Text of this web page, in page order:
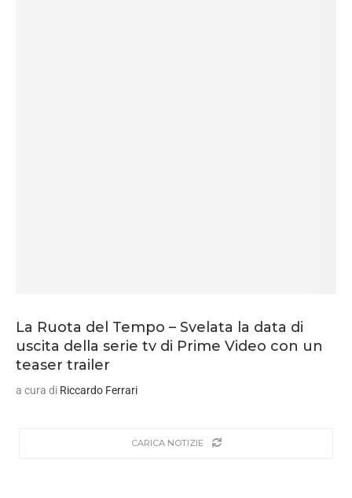
La Ruota del Tempo – Svelata la data di
uscita della serie tv di Prime Video con un
teaser trailer
a cura di Riccardo Ferrari
CARICA NOTIZIE